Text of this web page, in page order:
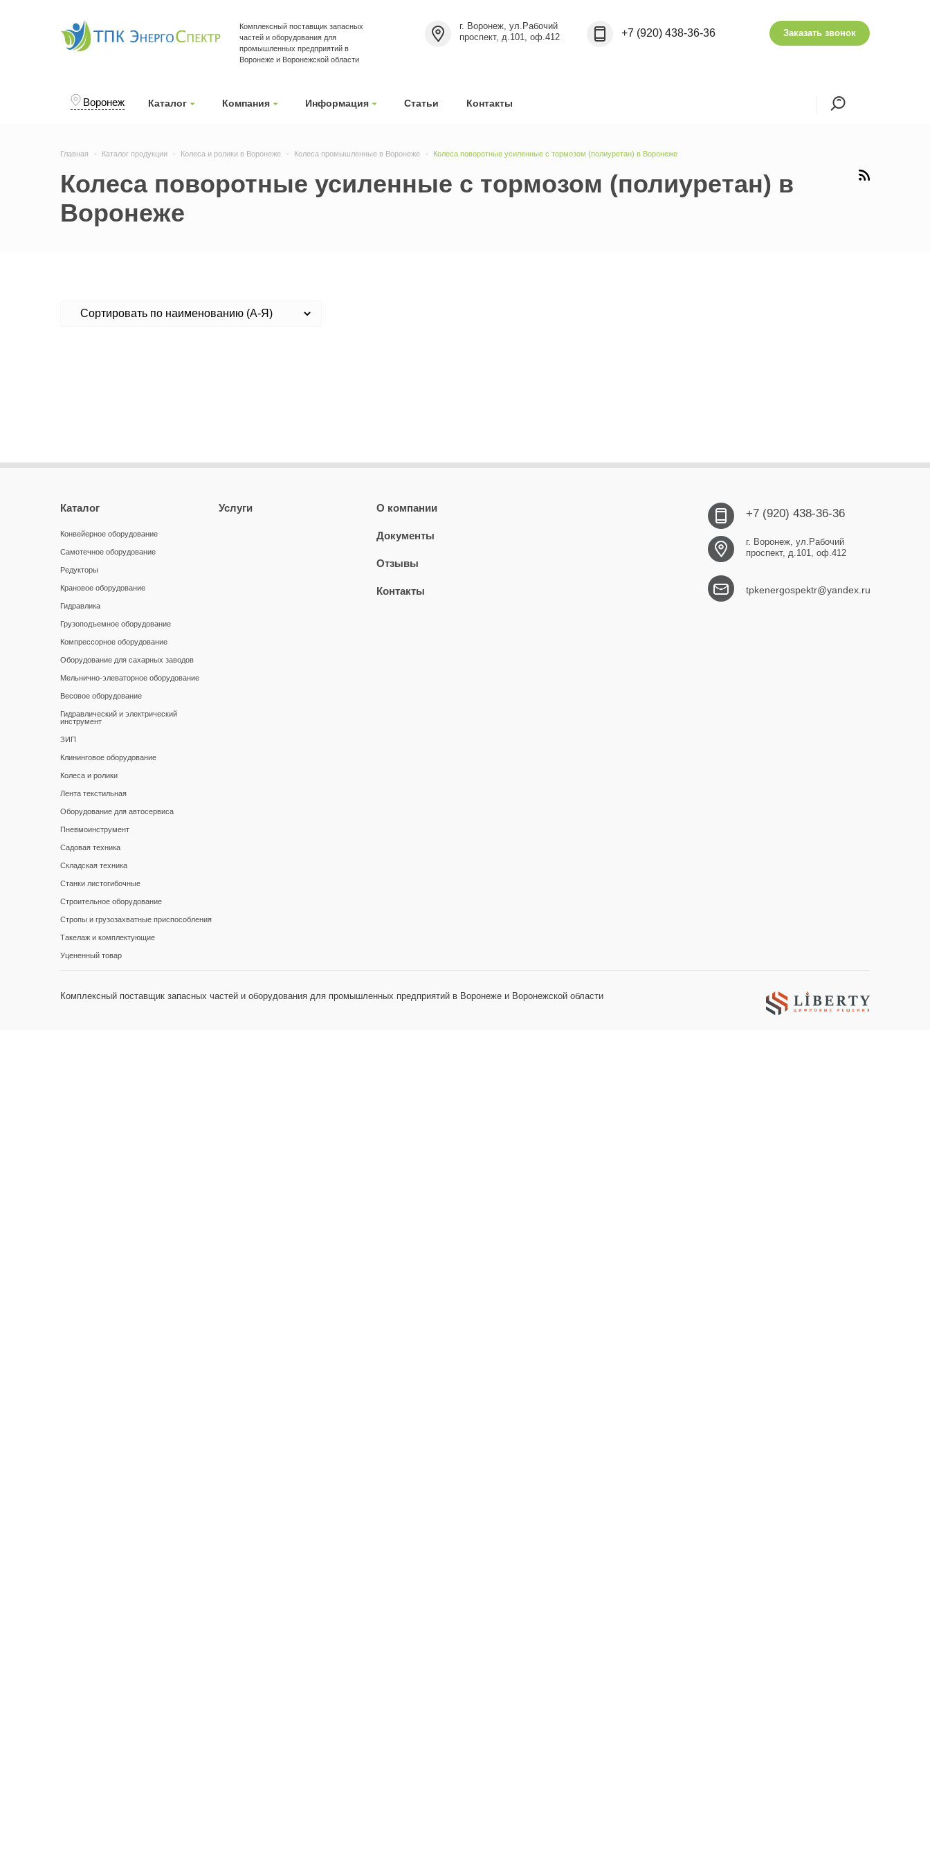
Воронеж Каталог Компания Информация Статьи Контакты
Комплексный поставщик запасных
частей и оборудования для
промышленных предприятий в
Воронеже и Воронежской области
г. Воронеж, ул.Рабочий
проспект, д.101, оф.412
+7 (920) 438-36-36 Заказать звонок
Главная Каталог продукции Колеса и ролики в Воронеже Колеса промышленные в Воронеже Колеса поворотные усиленные с тормозом (полиуретан) в Воронеже
Колеса поворотные усиленные с тормозом (полиуретан) в
Воронеже
Каталог
Конвейерное оборудование
Самотечное оборудование
Редукторы
Крановое оборудование
Гидравлика
Грузоподъемное оборудование
Компрессорное оборудование
Оборудование для сахарных заводов
Мельнично-элеваторное оборудование
Весовое оборудование
Гидравлический и электрический
инструмент
ЗИП
Клининговое оборудование
Колеса и ролики
Лента текстильная
Оборудование для автосервиса
Пневмоинструмент
Садовая техника
Складская техника
Станки листогибочные
Строительное оборудование
Стропы и грузозахватные приспособления
Такелаж и комплектующие
Уцененный товар
Услуги О компании
Документы
Отзывы
Контакты
+7 (920) 438-36-36
г. Воронеж, ул.Рабочий
проспект, д.101, оф.412
tpkenergospektr@yandex.ru
Комплексный поставщик запасных частей и оборудования для промышленных предприятий в Воронеже и Воронежской области